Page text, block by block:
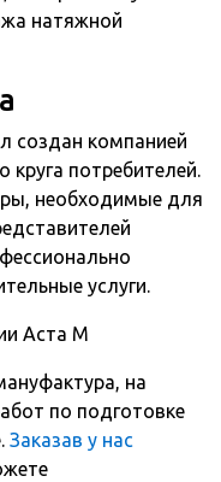
натяжной
создан компанией
потребителей.
необходимые для
услуги.
на
по подготовке
Заказав у нас